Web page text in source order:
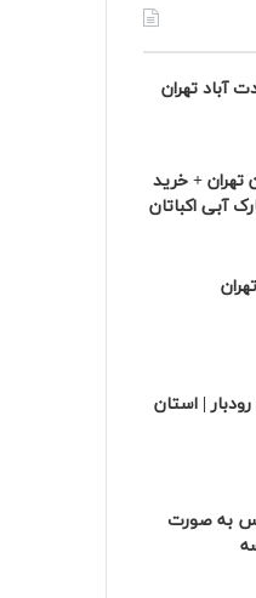
آباد تهران
تهران + خرید
آبی اکباتان
| استان
به صورت